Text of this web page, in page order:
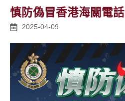
慎防偽冒香港海關電話
2025-04-09